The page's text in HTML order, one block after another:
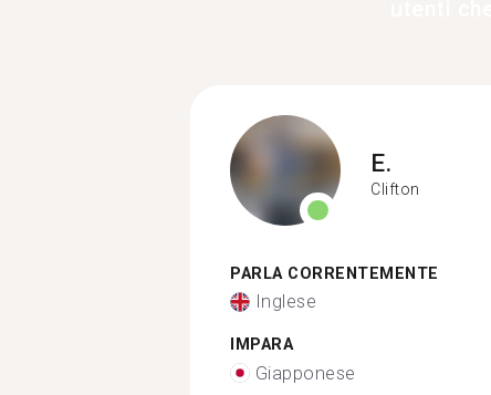
E.
Clifton
PARLA CORRENTEMENTE
Inglese
IMPARA
Giapponese